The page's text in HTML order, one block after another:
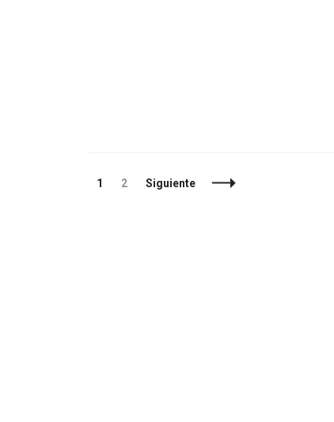
Navegación
Página
1 Página
2 Siguiente